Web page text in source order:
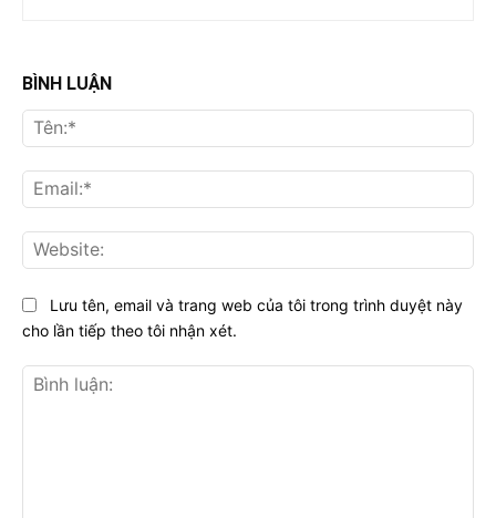
BÌNH LUẬN
Lưu tên, email và trang web của tôi trong trình duyệt này
cho lần tiếp theo tôi nhận xét.